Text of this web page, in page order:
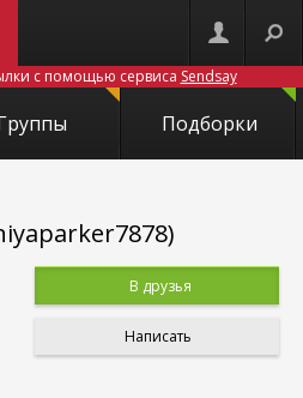
с помощью сервиса Sendsay
Подборки
В друзья
Написать